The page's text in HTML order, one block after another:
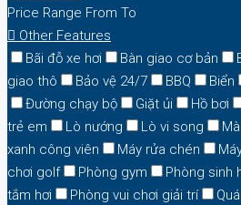
Price Range From To
Other Features
Bãi đỗ xe hơi
Bàn giao cơ bản
giao thô
Bảo vệ 24/7 BBQ Biển
Đường chạy bộ
Giặt ủi Hồ bơi
trẻ em
Lò nướng Lò vi song
xanh công viên
Máy rửa chén
chơi golf
Phòng gym Phòng sinh
tắm hơi
Phòng vui chơi giải trí